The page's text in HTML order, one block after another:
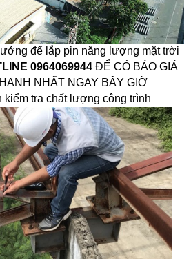
để lắp pin năng lượng mặt trời
0964069944ĐỂ CÓ BÁO GIÁ
NHẤT NGAY BÂY GIỜ
kiểm tra chất lượng công trình